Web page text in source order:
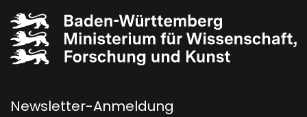
Newsletter-Anmeldung